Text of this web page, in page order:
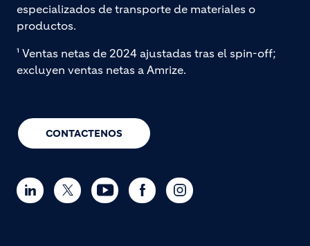
CONTACTENOS
especializados de transporte de materiales o
productos.
¹ Ventas netas de 2024 ajustadas tras el spin-off;
excluyen ventas netas a Amrize.